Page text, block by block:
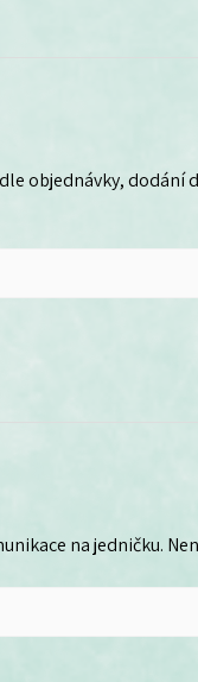
objednávky, dodání
na jedničku.